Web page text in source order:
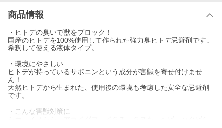
商品情報
・ヒトデの臭いで獣をブロック！
国産のヒトデを100%使用して作られた強力臭ヒトデ忌避剤です。
希釈して使える液体タイプ。
・環境にやさしい
ヒトデが持っているサポニンという成分が害獣を寄せ付けませ
ん！
天然ヒトデから生まれた、使用後の環境も考慮した安全な忌避剤
です。
・こんな害獣対策に